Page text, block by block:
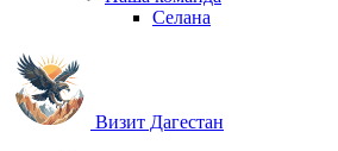
Селана
Визит Дагестан